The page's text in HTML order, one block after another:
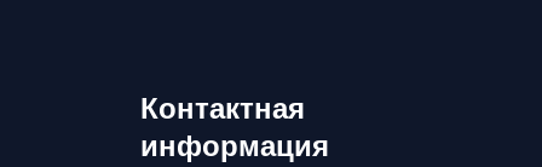
Контактная
информация